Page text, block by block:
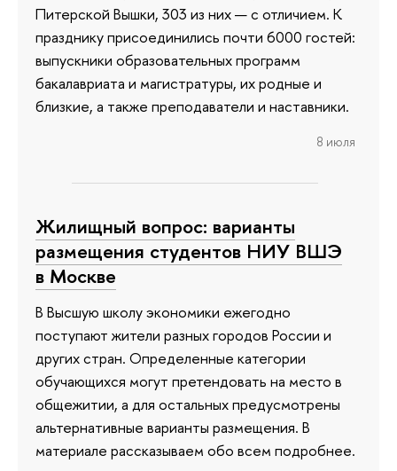
Питерской Вышки, 303 из них — с отличием. К
празднику присоединились почти 6000 гостей:
выпускники образовательных программ
бакалавриата и магистратуры, их родные и
близкие, а также преподаватели и наставники.
8 июля
Жилищный вопрос: варианты
размещения студентов НИУ ВШЭ
в Москве
В Высшую школу экономики ежегодно
поступают жители разных городов России и
других стран. Определенные категории
обучающихся могут претендовать на место в
общежитии, а для остальных предусмотрены
альтернативные варианты размещения. В
материале рассказываем обо всем подробнее.